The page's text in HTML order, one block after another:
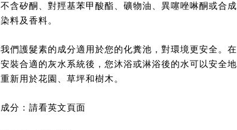
不含矽酮、對羥基苯甲酸酯、礦物油、異噻唑啉酮或合成
染料及香料。
我們護髮素的成分適用於您的化糞池，對環境更安全。在
安裝合適的灰水系統後，您沐浴或淋浴後的水可以安全地
重新用於花園、草坪和樹木。
成分：請看英文頁面